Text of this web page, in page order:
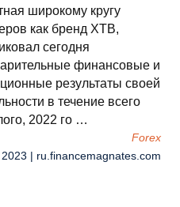
широкому кругу
как бренд XTB,
сегодня
финансовые и
результаты своей
в течение всего
2022 го …
Forex
| ru.financemagnates.com